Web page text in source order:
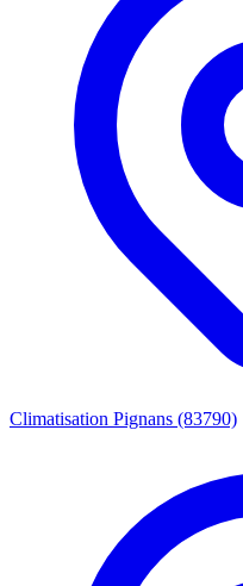
Climatisation Pignans (83790)